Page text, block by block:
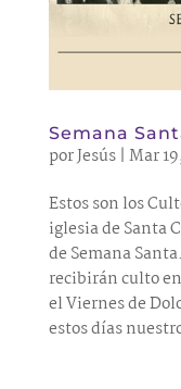
Semana
porJesús| Mar
Estos son los
iglesia de Santa
de Semana
recibirán culto
el Viernes de
estos días